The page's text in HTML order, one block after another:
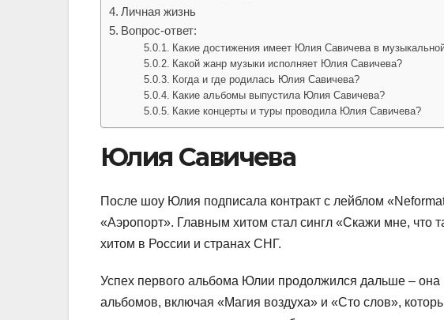
Личная жизнь
Вопрос-ответ:
Какие достижения имеет Юлия Савичева в
Какой жанр музыки исполняет Юлия Савичева?
Когда и где родилась Юлия Савичева?
Какие альбомы выпустила Юлия Савичева?
Какие концерты и туры проводила Юлия Савичева?
Юлия Савичева
После шоу Юлия подписала контракт с лейблом
«Аэропорт». Главным хитом стал сингл «Скажи мне, что
хитом в России и странах СНГ.
Успех первого альбома Юлии продолжился дальше – она
альбомов, включая «Магия воздуха» и «Сто слов»,